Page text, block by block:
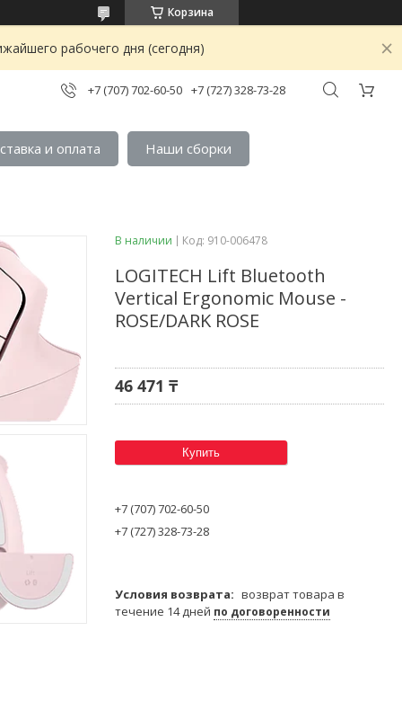
Корзина
рабочего дня (сегодня)
+7 (707) 702-60-50 +7 (727) 328-73-28
и оплата Наши сборки
В наличии Код: 910-006478
LOGITECH Lift Bluetooth
Vertical Ergonomic Mouse -
ROSE/DARK ROSE
46 471 ₸
Купить
+7 (707) 702-60-50
+7 (727) 328-73-28
возврат товара в
течение 14 дней по договоренности